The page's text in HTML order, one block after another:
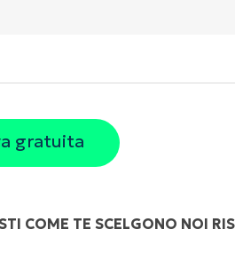
gratuita
COME TE SCELGONO NOI